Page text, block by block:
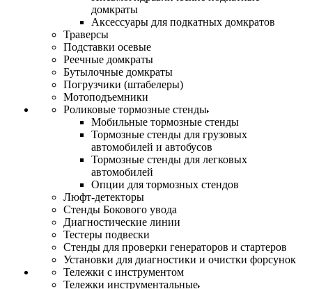
домкраты
Аксессуары для подкатных домкратов
Траверсы
Подставки осевые
Реечные домкраты
Бутылочные домкраты
Погрузчики (штабелеры)
Мотоподъемники
Роликовые тормозные стенды
Мобильные тормозные стенды
Тормозные стенды для грузовых
автомобилей и автобусов
Тормозные стенды для легковых
автомобилей
Опции для тормозных стендов
Люфт-детекторы
Стенды Бокового увода
Диагностические линии
Тестеры подвески
Стенды для проверки генераторов и стартеров
Установки для диагностики и очистки форсунок
Тележки с инструментом
Тележки инструментальные